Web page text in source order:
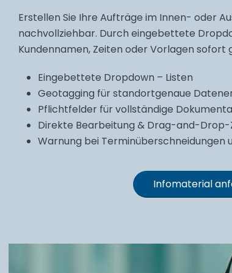
Erstellen Sie Ihre Aufträge im Innen- oder
nachvollziehbar. Durch eingebettete
Kundennamen, Zeiten oder Vorlagen sofort
Eingebettete Dropdown – Listen
Geotagging für standortgenaue
Pflichtfelder für vollständige
Direkte Bearbeitung & Drag-and-Drop-
Warnung bei Terminüberschneidungen
Infomaterial